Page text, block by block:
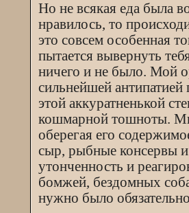
Но не всякая еда была
нравилось, то
это совсем особенная
пытается вывернуть
ничего и не было. Мой
сильнейшей
этой аккуратненькой
кошмарной тошноты.
оберегая его
сыр, рыбные консервы
утонченность и
бомжей, бездомных
нужно было